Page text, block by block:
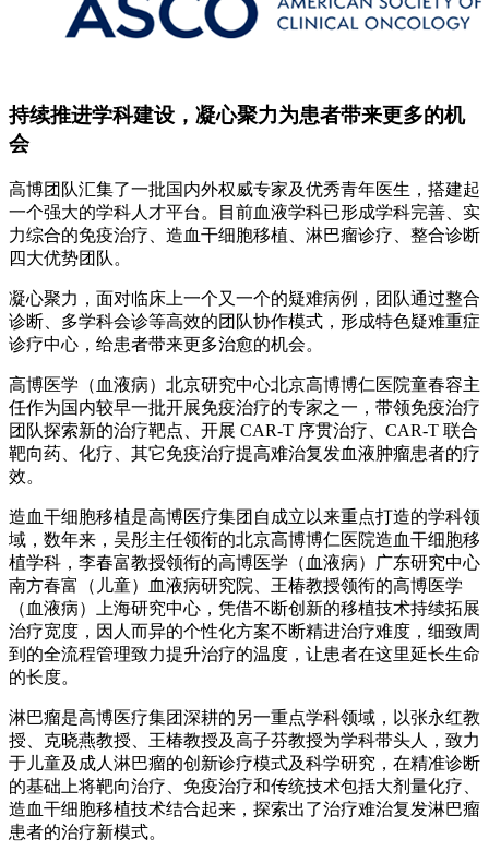
持续推进学科建设，凝心聚力为患者带来更多的机
会
高博团队汇集了一批国内外权威专家及优秀青年医生，搭建起
一个强大的学科人才平台。目前血液学科已形成学科完善、实
力综合的免疫治疗、造血干细胞移植、淋巴瘤诊疗、整合诊断
四大优势团队。
凝心聚力，面对临床上一个又一个的疑难病例，团队通过整合
诊断、多学科会诊等高效的团队协作模式，形成特色疑难重症
诊疗中心，给患者带来更多治愈的机会。
高博医学（血液病）北京研究中心北京高博博仁医院童春容主
任作为国内较早一批开展免疫治疗的专家之一，带领免疫治疗
团队探索新的治疗靶点、开展 CAR-T 序贯治疗、CAR-T 联合
靶向药、化疗、其它免疫治疗提高难治复发血液肿瘤患者的疗
效。
造血干细胞移植是高博医疗集团自成立以来重点打造的学科领
域，数年来，吴彤主任领衔的北京高博博仁医院造血干细胞移
植学科，李春富教授领衔的高博医学（血液病）广东研究中心
南方春富（儿童）血液病研究院、王椿教授领衔的高博医学
（血液病）上海研究中心，凭借不断创新的移植技术持续拓展
治疗宽度，因人而异的个性化方案不断精进治疗难度，细致周
到的全流程管理致力提升治疗的温度，让患者在这里延长生命
的长度。
淋巴瘤是高博医疗集团深耕的另一重点学科领域，以张永红教
授、克晓燕教授、王椿教授及高子芬教授为学科带头人，致力
于儿童及成人淋巴瘤的创新诊疗模式及科学研究，在精准诊断
的基础上将靶向治疗、免疫治疗和传统技术包括大剂量化疗、
造血干细胞移植技术结合起来，探索出了治疗难治复发淋巴瘤
患者的治疗新模式。